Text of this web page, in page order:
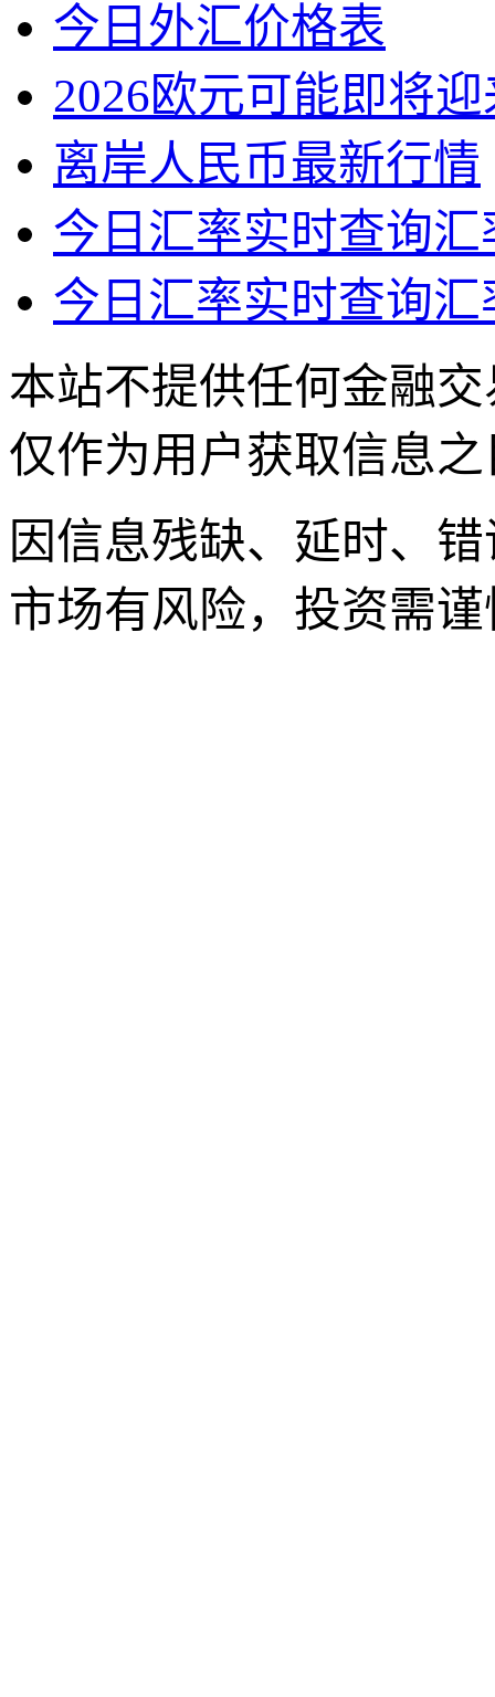
今日外汇价格表
2026欧元可能即将
离岸人民币最新行情
今日汇率实时查询汇
今日汇率实时查询汇
本站不提供任何金融
仅作为用户获取信息
因信息残缺、延时、
市场有风险，投资需